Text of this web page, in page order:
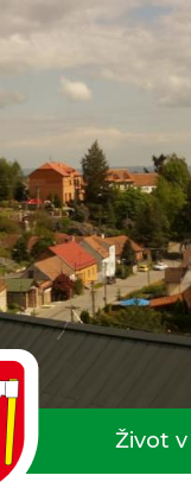
Život